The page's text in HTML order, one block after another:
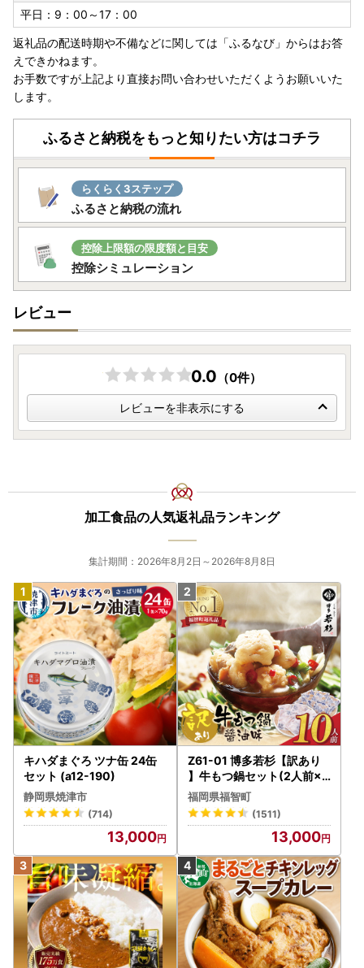
「ヤマト運輸」お届け先変更（転送）サービス有料化につい
て
ヤマト運輸のサービス変更に伴い、2023年6月1日(木)転送
依頼受付分より、届け先変更（転送）が発生した場合
届け先までの運賃が着払い」となり、受取人様へ費用負担が
生じます。
ご注意ください。
贈答先へお届けの場合も「受取人様に着払いで送料ご負担」
となります。
何卒ご了承いただきますようお願い申し上げます。
なお、ご登録住所の相違や転居などでお届け先住所変更が必
要な場合は、発送前であれば変更可能な場合もございますの
で、お早めにご連絡をお願いいたします。
平日：9：00～17：00
返礼品の配送時期や不備などに関しては「ふるなび」からはお答
えできかねます。
お手数ですが上記より直接お問い合わせいただくようお願いいた
します。
ふるさと納税をもっと知りたい方はコチラ
らくらく3ステップ
ふるさと納税の流れ
控除上限額の限度額と目安
控除シミュレーション
レビュー
0.0 （0件）
レビューを非表示にする
加工食品の人気返礼品ランキング
集計期間：2026年8月2日～2026年8月8日
キハダまぐろ ツナ缶 24缶
セット (a12-190)
静岡県焼津市
(714)
13,000
Z61-01 博多若杉【訳あり
】牛もつ鍋セット(2人前×5
) 10人前 もつ鍋
福岡県福智町
(1511)
13,000